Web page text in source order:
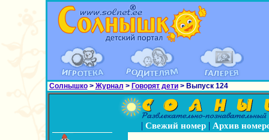
Солнышко> Журнал > Говорят дети> Выпуск 124
| Свежий номер| Архив